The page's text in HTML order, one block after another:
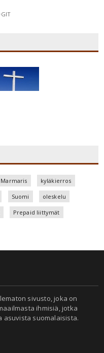
Marmaris kyläkierros
Suomi oleskelu
Prepaid liittymät
sivusto, joka on
ihmisiä, jotka
asuvista suomalaisista.